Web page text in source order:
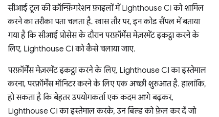
सीआई टूल की कॉन्फ़िगरेशन फ़ाइलों में Lighthouse CI को शामिल
करने का तरीका पता चलता है. खास तौर पर, इन कोड सैंपल में बताया
गया है कि सीआई प्रोसेस के दौरान परफ़ॉर्मेंस मेज़रमेंट इकट्ठा करने के
लिए, Lighthouse CI को कैसे चलाया जाए.
परफ़ॉर्मेंस मेज़रमेंट इकट्ठा करने के लिए, Lighthouse CI का इस्तेमाल
करना, परफ़ॉर्मेंस मॉनिटर करने के लिए एक अच्छी शुरुआत है. हालांकि,
हो सकता है कि बेहतर उपयोगकर्ता एक कदम आगे बढ़कर,
Lighthouse CI का इस्तेमाल करके, उन बिल्ड को फ़ेल कर दें जो